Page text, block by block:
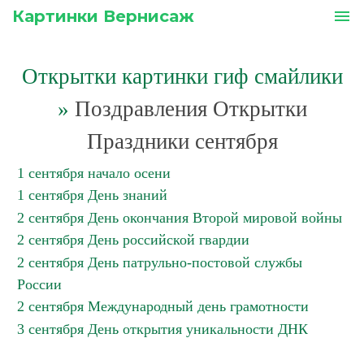
Картинки Вернисаж menu
Открытки картинки гиф смайлики
» Поздравления Открытки
Праздники сентября
1 сентября начало осени
1 сентября День знаний
2 сентября День окончания Второй мировой войны
2 сентября День российской гвардии
2 сентября День патрульно-постовой службы
России
2 сентября Международный день грамотности
3 сентября День открытия уникальности ДНК